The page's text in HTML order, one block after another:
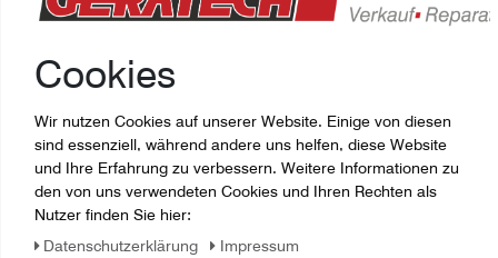
Zuletzt angesehene Artikel:
Cookies
Wir nutzen Cookies auf unserer Website. Einige von diesen
sind essenziell, während andere uns helfen, diese Website
und Ihre Erfahrung zu verbessern. Weitere Informationen zu
den von uns verwendeten Cookies und Ihren Rechten als
Nutzer finden Sie hier:
Daten­schutz­erklärung
Impressum